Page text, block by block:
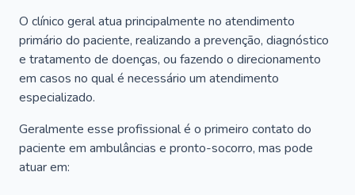
O clínico geral atua principalmente no atendimento
primário do paciente, realizando a prevenção, diagnóstico
e tratamento de doenças, ou fazendo o direcionamento
em casos no qual é necessário um atendimento
especializado.
Geralmente esse profissional é o primeiro contato do
paciente em ambulâncias e pronto-socorro, mas pode
atuar em: